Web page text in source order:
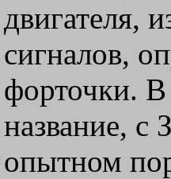
двигателя,
сигналов,
форточки. В
название, с
опытном